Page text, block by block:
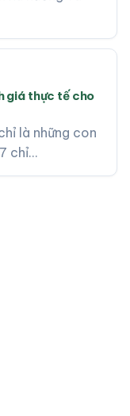
giá thực tế cho
là những con
chỉ…